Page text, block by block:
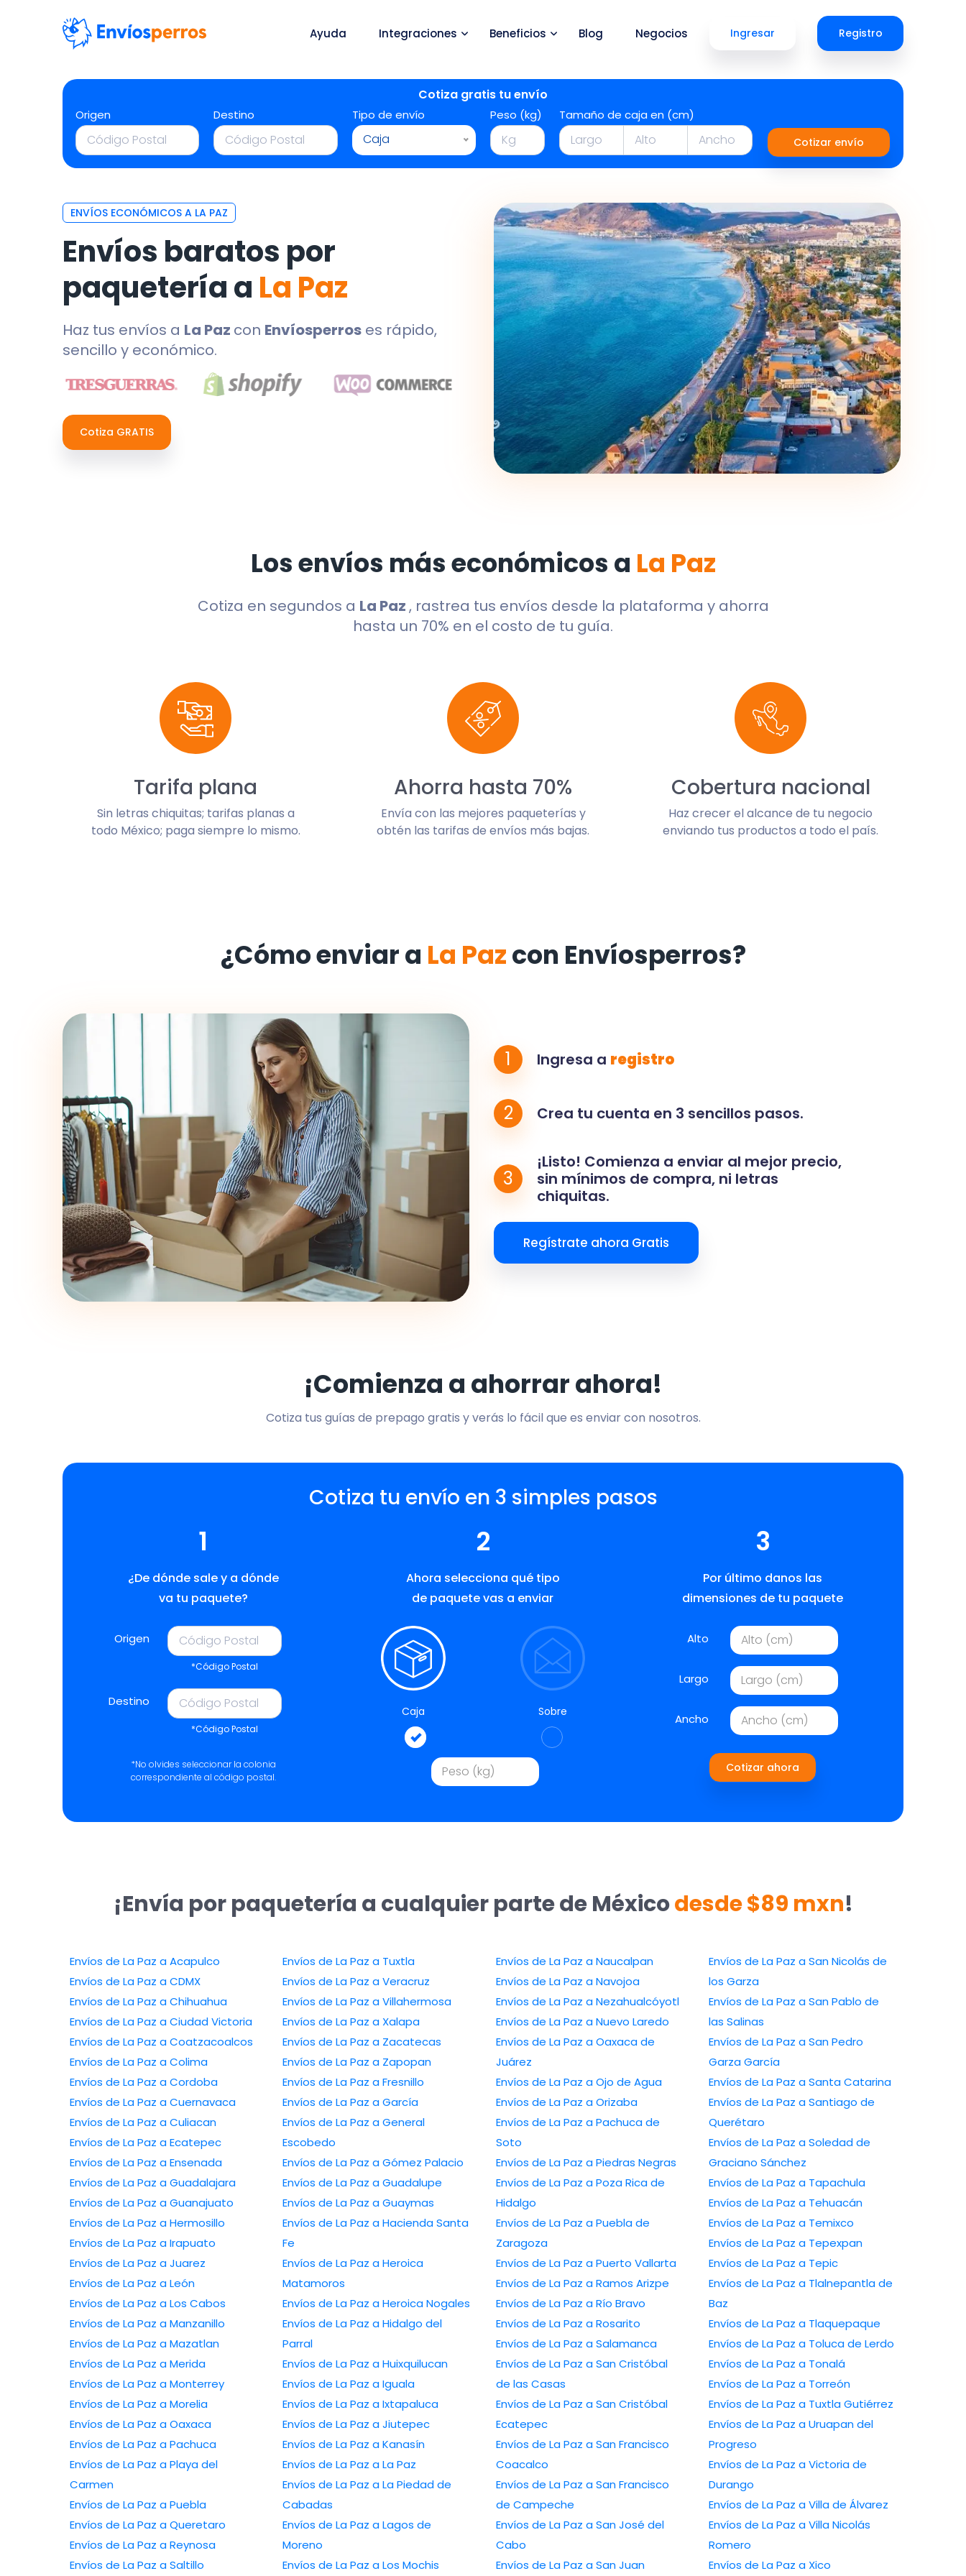
Ayuda Integraciones Beneficios Blog Negocios Ingresar Registro
Cotiza gratis tu envío
Origen Destino Tipo de envío
Caja
Peso (kg) Tamaño de caja en (cm)
Cotizar envío
ENVÍOS ECONÓMICOS A LA PAZ
Envíos baratos por
paquetería a La Paz
Haz tus envíos a La Paz con Envíosperros es rápido,
sencillo y económico.
Cotiza GRATIS
Los envíos más económicos a La Paz
Cotiza en segundos a La Paz, rastrea tus envíos desde la plataforma y ahorra
hasta un 70% en el costo de tu guía.
Tarifa plana
Sin letras chiquitas; tarifas planas a
todo México; paga siempre lo mismo.
Ahorra hasta 70%
Envía con las mejores paqueterías y
obtén las tarifas de envíos más bajas.
Cobertura nacional
Haz crecer el alcance de tu negocio
enviando tus productos a todo el país.
¿Cómo enviar a La Pazcon Envíosperros?
1 Ingresa a registro
2 Crea tu cuenta en 3 sencillos pasos.
3
¡Listo! Comienza a enviar al mejor precio,
sin mínimos de compra, ni letras
chiquitas.
Regístrate ahora Gratis
¡Comienza a ahorrar ahora!
Cotiza tus guías de prepago gratis y verás lo fácil que es enviar con nosotros.
Cotiza tu envío en 3 simples pasos
1
¿De dónde sale y a dónde
va tu paquete?
Origen
*Código Postal
Destino
*Código Postal
*No olvides seleccionar la colonia
correspondiente al código postal.
2
Ahora selecciona qué tipo
de paquete vas a enviar
Caja Sobre
3
Por último danos las
dimensiones de tu paquete
Alto
Largo
Ancho
Cotizar ahora
¡Envía por paquetería a cualquier parte de Méxicodesde $89 mxn!
Envíos de La Paz a Acapulco
Envíos de La Paz a CDMX
Envíos de La Paz a Chihuahua
Envíos de La Paz a Ciudad Victoria
Envíos de La Paz a Coatzacoalcos
Envíos de La Paz a Colima
Envíos de La Paz a Cordoba
Envíos de La Paz a Cuernavaca
Envíos de La Paz a Culiacan
Envíos de La Paz a Ecatepec
Envíos de La Paz a Ensenada
Envíos de La Paz a Guadalajara
Envíos de La Paz a Guanajuato
Envíos de La Paz a Hermosillo
Envíos de La Paz a Irapuato
Envíos de La Paz a Juarez
Envíos de La Paz a León
Envíos de La Paz a Los Cabos
Envíos de La Paz a Manzanillo
Envíos de La Paz a Mazatlan
Envíos de La Paz a Merida
Envíos de La Paz a Monterrey
Envíos de La Paz a Morelia
Envíos de La Paz a Oaxaca
Envíos de La Paz a Pachuca
Envíos de La Paz a Playa del
Carmen
Envíos de La Paz a Puebla
Envíos de La Paz a Queretaro
Envíos de La Paz a Reynosa
Envíos de La Paz a Saltillo
Envíos de La Paz a Tuxtla
Envíos de La Paz a Veracruz
Envíos de La Paz a Villahermosa
Envíos de La Paz a Xalapa
Envíos de La Paz a Zacatecas
Envíos de La Paz a Zapopan
Envíos de La Paz a Fresnillo
Envíos de La Paz a García
Envíos de La Paz a General
Escobedo
Envíos de La Paz a Gómez Palacio
Envíos de La Paz a Guadalupe
Envíos de La Paz a Guaymas
Envíos de La Paz a Hacienda Santa
Fe
Envíos de La Paz a Heroica
Matamoros
Envíos de La Paz a Heroica Nogales
Envíos de La Paz a Hidalgo del
Parral
Envíos de La Paz a Huixquilucan
Envíos de La Paz a Iguala
Envíos de La Paz a Ixtapaluca
Envíos de La Paz a Jiutepec
Envíos de La Paz a Kanasín
Envíos de La Paz a La Paz
Envíos de La Paz a La Piedad de
Cabadas
Envíos de La Paz a Lagos de
Moreno
Envíos de La Paz a Los Mochis
Envíos de La Paz a Naucalpan
Envíos de La Paz a Navojoa
Envíos de La Paz a Nezahualcóyotl
Envíos de La Paz a Nuevo Laredo
Envíos de La Paz a Oaxaca de
Juárez
Envíos de La Paz a Ojo de Agua
Envíos de La Paz a Orizaba
Envíos de La Paz a Pachuca de
Soto
Envíos de La Paz a Piedras Negras
Envíos de La Paz a Poza Rica de
Hidalgo
Envíos de La Paz a Puebla de
Zaragoza
Envíos de La Paz a Puerto Vallarta
Envíos de La Paz a Ramos Arizpe
Envíos de La Paz a Río Bravo
Envíos de La Paz a Rosarito
Envíos de La Paz a Salamanca
Envíos de La Paz a San Cristóbal
de las Casas
Envíos de La Paz a San Cristóbal
Ecatepec
Envíos de La Paz a San Francisco
Coacalco
Envíos de La Paz a San Francisco
de Campeche
Envíos de La Paz a San José del
Cabo
Envíos de La Paz a San Juan
Envíos de La Paz a San Nicolás de
los Garza
Envíos de La Paz a San Pablo de
las Salinas
Envíos de La Paz a San Pedro
Garza García
Envíos de La Paz a Santa Catarina
Envíos de La Paz a Santiago de
Querétaro
Envíos de La Paz a Soledad de
Graciano Sánchez
Envíos de La Paz a Tapachula
Envíos de La Paz a Tehuacán
Envíos de La Paz a Temixco
Envíos de La Paz a Tepexpan
Envíos de La Paz a Tepic
Envíos de La Paz a Tlalnepantla de
Baz
Envíos de La Paz a Tlaquepaque
Envíos de La Paz a Toluca de Lerdo
Envíos de La Paz a Tonalá
Envíos de La Paz a Torreón
Envíos de La Paz a Tuxtla Gutiérrez
Envíos de La Paz a Uruapan del
Progreso
Envíos de La Paz a Victoria de
Durango
Envíos de La Paz a Villa de Álvarez
Envíos de La Paz a Villa Nicolás
Romero
Envíos de La Paz a Xico